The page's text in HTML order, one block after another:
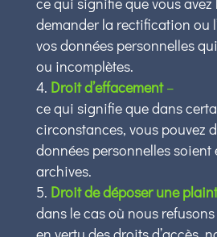
demander la rectification ou
vos données personnelles
ou incomplètes.
Droit d’effacement–
ce qui signifie que dans
circonstances, vous pouvez
données personnelles soient
archives.
Droit de déposer une
dans le cas où nous